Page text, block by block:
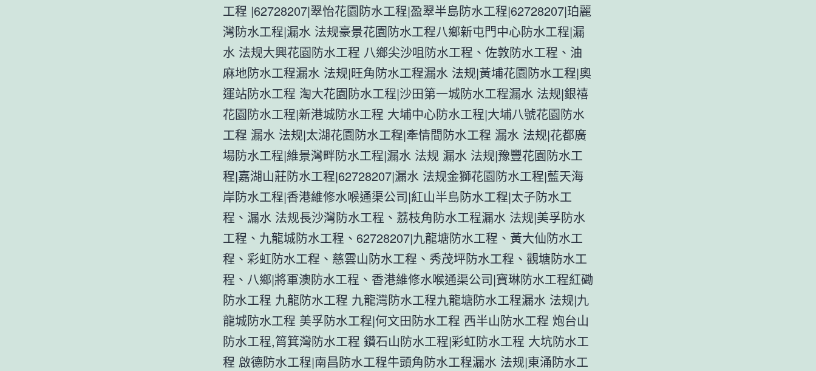
工程 |62728207|翠怡花園防水工程|盈翠半島防水工程|62728207|珀麗
灣防水工程|漏水 法规豪景花園防水工程八鄉新屯門中心防水工程|漏
水 法规大興花園防水工程 八鄉尖沙咀防水工程、佐敦防水工程、油
麻地防水工程漏水 法规|旺角防水工程漏水 法规|黃埔花園防水工程|奧
運站防水工程 淘大花園防水工程|沙田第一城防水工程漏水 法规|銀禧
花園防水工程|新港城防水工程 大埔中心防水工程|大埔八號花園防水
工程 漏水 法规|太湖花園防水工程|牽情間防水工程 漏水 法规|花都廣
場防水工程|維景灣畔防水工程|漏水 法规 漏水 法规|豫豐花園防水工
程|嘉湖山莊防水工程|62728207|漏水 法规金獅花園防水工程|藍天海
岸防水工程|香港維修水喉通渠公司|紅山半島防水工程|太子防水工
程、漏水 法规長沙灣防水工程、荔枝角防水工程漏水 法规|美孚防水
工程、九龍城防水工程、62728207|九龍塘防水工程、黃大仙防水工
程、彩虹防水工程、慈雲山防水工程、秀茂坪防水工程、觀塘防水工
程、八鄉|將軍澳防水工程、香港維修水喉通渠公司|寶琳防水工程紅磡
防水工程 九龍防水工程 九龍灣防水工程九龍塘防水工程漏水 法规|九
龍城防水工程 美孚防水工程|何文田防水工程 西半山防水工程 炮台山
防水工程,筲箕灣防水工程 鑽石山防水工程|彩虹防水工程 大坑防水工
程 啟德防水工程|南昌防水工程牛頭角防水工程漏水 法规|東涌防水工